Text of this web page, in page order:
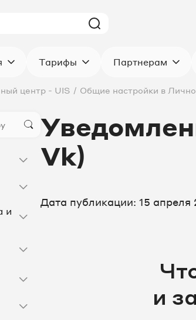
Тарифы Партнерам
центр - UIS / Общие настройки в
и
Vk)
Дата публикации: 15 апреля
и